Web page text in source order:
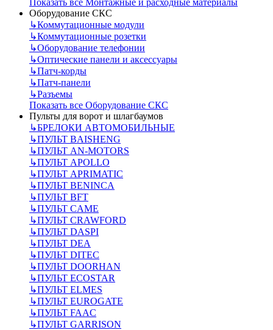
Показать все Монтажные и расходные материалы
Оборудование СКС
↳Коммутационные модули
↳Коммутационные розетки
↳Оборудование телефонии
↳Оптические панели и аксессуары
↳Патч-корды
↳Патч-панели
↳Разъемы
Показать все Оборудование СКС
Пульты для ворот и шлагбаумов
↳БРЕЛОКИ АВТОМОБИЛЬНЫЕ
↳ПУЛЬТ BAISHENG
↳ПУЛЬТ AN-MOTORS
↳ПУЛЬТ APOLLO
↳ПУЛЬТ APRIMATIC
↳ПУЛЬТ BENINCA
↳ПУЛЬТ BFT
↳ПУЛЬТ CAME
↳ПУЛЬТ CRAWFORD
↳ПУЛЬТ DASPI
↳ПУЛЬТ DEA
↳ПУЛЬТ DITEC
↳ПУЛЬТ DOORHAN
↳ПУЛЬТ ECOSTAR
↳ПУЛЬТ ELMES
↳ПУЛЬТ EUROGATE
↳ПУЛЬТ FAAC
↳ПУЛЬТ GARRISON